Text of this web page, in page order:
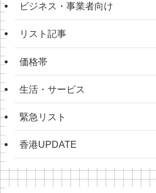
ビジネス・事業者向け
リスト記事
価格帯
生活・サービス
緊急リスト
香港UPDATE